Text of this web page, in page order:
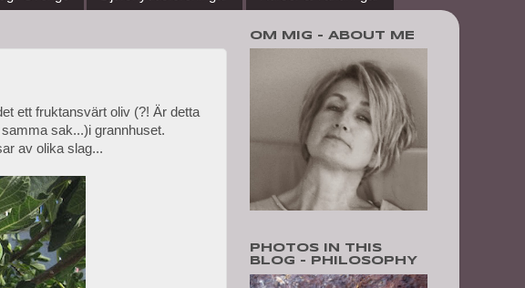
ett fruktansvärt oliv (?! Är detta
sak...)i grannhuset.
av olika slag...
OM MIG - ABOUT ME
PHOTOS IN THIS
BLOG - PHILOSOPHY